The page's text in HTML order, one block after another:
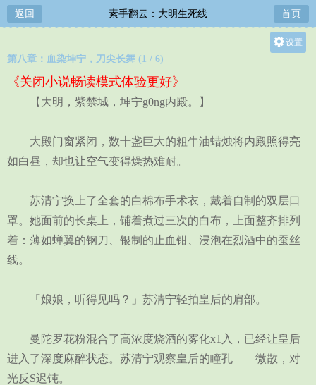
返回 素手翻云：大明生死线 首页
设置
第八章：血染坤宁，刀尖长舞 (1 / 6)
《关闭小说畅读模式体验更好》
【大明，紫禁城，坤宁g0ng内殿。】
大殿门窗紧闭，数十盏巨大的粗牛油蜡烛将内殿照得亮
如白昼，却也让空气变得燥热难耐。
苏清宁换上了全套的白棉布手术衣，戴着自制的双层口
罩。她面前的长桌上，铺着煮过三次的白布，上面整齐排列
着：薄如蝉翼的钢刀、银制的止血钳、浸泡在烈酒中的蚕丝
线。
「娘娘，听得见吗？」苏清宁轻拍皇后的肩部。
曼陀罗花粉混合了高浓度烧酒的雾化x1入，已经让皇后
进入了深度麻醉状态。苏清宁观察皇后的瞳孔——微散，对
光反S迟钝。